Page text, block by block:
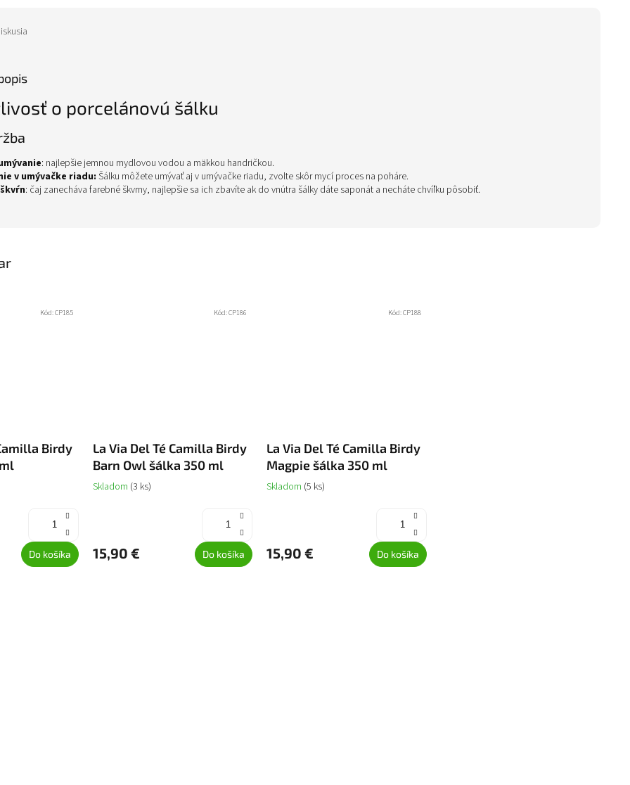
o porcelánovú šálku
: najlepšie jemnou mydlovou vodou a mäkkou handričkou.
v umývačke riadu:Šálku môžete umývať aj v umývačke riadu, zvolte skôr mycí proces na poháre.
: čaj zanecháva farebné škvrny, najlepšie sa ich zbavíte ak do vnútra šálky dáte saponát a necháte chvíľku pôsobiť.
Birdy
Do košíka
Kód:CP185
La Via Del Té Camilla Birdy
Barn Owl šálka 350 ml
Skladom (3 ks)
15,90 € Do košíka
Kód:CP186
La Via Del Té Camilla Birdy
Magpie šálka 350 ml
Skladom (5 ks)
15,90 € Do košíka
Kód:CP188